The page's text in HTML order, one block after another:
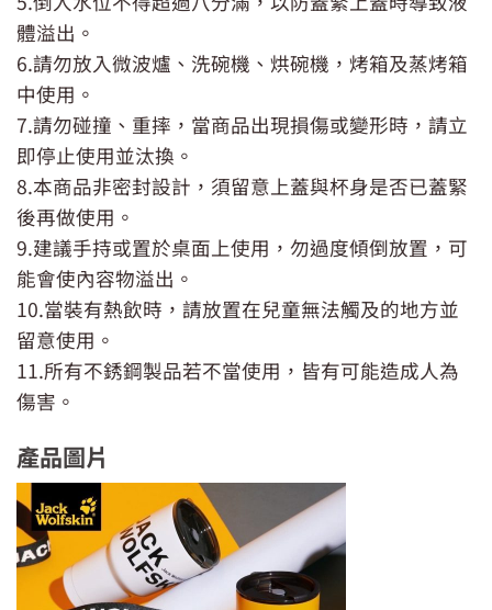
體溢出。
6.請勿放入微波爐、洗碗機、烘碗機，烤箱及蒸烤箱
中使用。
7.請勿碰撞、重摔，當商品出現損傷或變形時，請立
即停止使用並汰換。
8.本商品非密封設計，須留意上蓋與杯身是否已蓋緊
後再做使用。
9.建議手持或置於桌面上使用，勿過度傾倒放置，可
能會使內容物溢出。
10.當裝有熱飲時，請放置在兒童無法觸及的地方並
留意使用。
11.所有不銹鋼製品若不當使用，皆有可能造成人為
傷害。
產品圖片